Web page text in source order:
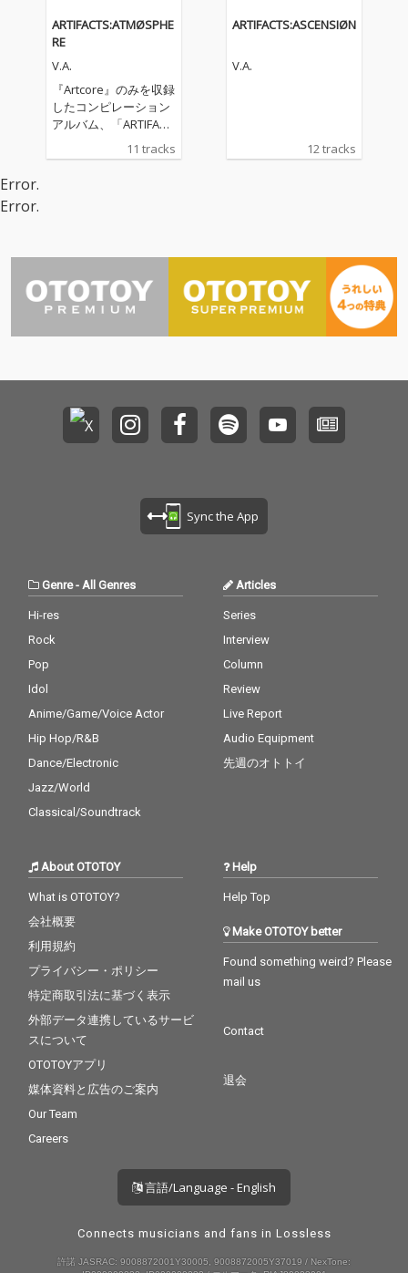
ARTIFACTS:ATMØSPHE
RE
V.A.
『Artcore』のみを収録
したコンピレーション
アルバム、「ARTIFACT
RTIFACTS:ATMØSPHER
11 tracks
ARTIFACTS:ASCENSIØN
V.A.
12 tracks
Error.
Error.
Sync the App
Genre- All Genres
Hi-res
Rock
Pop
Idol
Anime/Game/Voice Actor
Hip Hop/R&B
Dance/Electronic
Jazz/World
Classical/Soundtrack
Articles
Series
Interview
Column
Review
Live Report
Audio Equipment
先週のオトトイ
About OTOTOY
What is OTOTOY?
会社概要
利用規約
プライバシー・ポリシー
特定商取引法に基づく表示
外部データ連携しているサービ
スについて
OTOTOYアプリ
媒体資料と広告のご案内
Our Team
Careers
Help
Help Top
Make OTOTOY better
Found something weird? Please
mail us
Contact
退会
言語/Language - English
Connects musicians and fans in Lossless
許諾 JASRAC: 9008872001Y30005, 9008872005Y37019 / NexTone: